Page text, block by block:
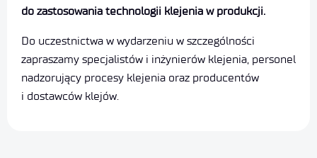
do zastosowania technologii klejenia w produkcji.
Do uczestnictwa w wydarzeniu w szczególności
zapraszamy specjalistów i inżynierów klejenia, personel
nadzorujący procesy klejenia oraz producentów
i dostawców klejów.